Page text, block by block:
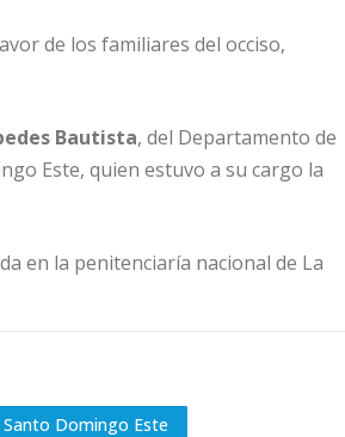
de los familiares del occiso,
Bautista, del Departamento de
Este, quien estuvo a su cargo la
en la penitenciaría nacional de La
Domingo Este